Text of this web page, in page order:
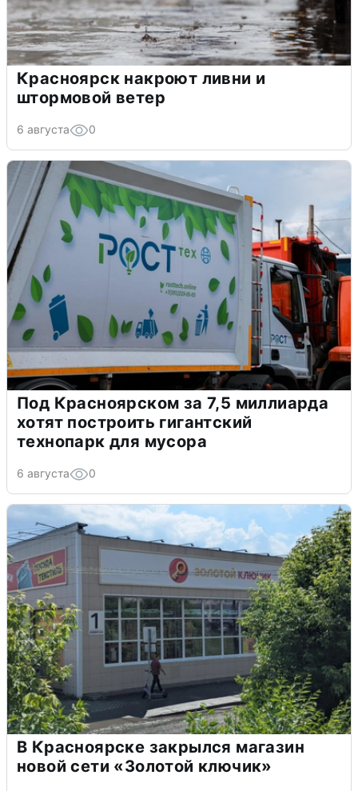
Красноярск накроют ливни и
штормовой ветер
6 августа 0
Под Красноярском за 7,5 миллиарда
хотят построить гигантский
технопарк для мусора
6 августа 0
В Красноярске закрылся магазин
новой сети «Золотой ключик»